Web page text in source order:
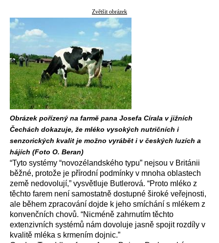
Zvětšit obrázek
Obrázek pořízený na farmě pana Josefa Círala v jižních
Čechách dokazuje, že mléko vysokých nutričních i
senzorických kvalit je možno vyrábět i v českých luzích a
hájích (Foto O. Beran)
“Tyto systémy “novozélandského typu” nejsou v Británii
běžné, protože je přírodní podmínky v mnoha oblastech
země nedovolují,” vysvětluje Butlerová. “Proto mléko z
těchto farem není samostatně dostupné široké veřejnosti,
ale během zpracování dojde k jeho smíchání s mlékem z
konvenčních chovů. “Nicméně zahrnutím těchto
extenzivních systémů nám dovoluje jasně spojit rozdíly v
kvalitě mléka s krmením dojnic.”